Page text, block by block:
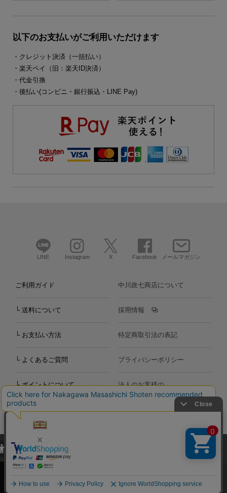
以下のお支払いがご利用いただけます
・クレジット決済（一括払い）
・楽天ペイ（旧：楽天ID決済）
・代金引換
・後払い(コンビニ・銀行振込・LINE Pay)
LINE Instagram X Facebook メールマガジン
ご利用ガイド
└ 送料について
└ お支払い方法
└ よくあるご質問
└ ポイントについて
お問い合わせ
中川政七商店について
採用情報
特定商取引法の表記
プライバシーポリシー
法人のお客様の
お問い合わせ
Copyright©2000-2026
Nakagawa Masashichi Shoten All Rights Reserved.
当サイトでは、当サイト内における閲覧履歴・属性情報などの取得およ
び利便性向上のためにクッキー（Cookie）を使用いたします。詳細に
関しては「プライバシーポリシー
承諾する